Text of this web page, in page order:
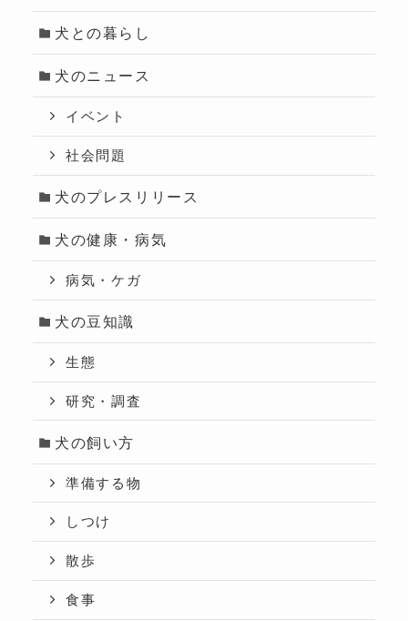
犬との暮らし
犬のニュース
イベント
社会問題
犬のプレスリリース
犬の健康・病気
病気・ケガ
犬の豆知識
生態
研究・調査
犬の飼い方
準備する物
しつけ
散歩
食事